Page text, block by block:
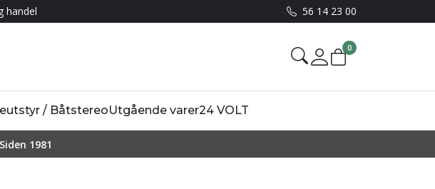
handel 56 14 23 00
Mine sider
0
/ BåtstereoUtgående varer24 VOLT
1981